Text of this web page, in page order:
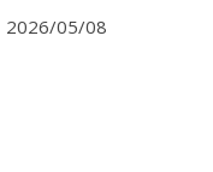
2026/05/08